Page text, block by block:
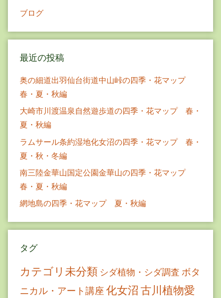
ブログ
最近の投稿
奥の細道出羽仙台街道中山峠の四季・花マップ
春・夏・秋編
大崎市川渡温泉自然遊歩道の四季・花マップ 春・
夏・秋編
ラムサール条約湿地化女沼の四季・花マップ 春・
夏・秋・冬編
南三陸金華山国定公園金華山の四季・花マップ
春・夏・秋編
網地島の四季・花マップ 夏・秋編
タグ
カテゴリ未分類 シダ植物・シダ調査 ボタ
ニカル・アート講座 化女沼古川植物愛